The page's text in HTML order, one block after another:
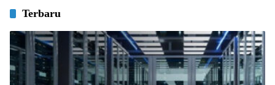
Terbaru